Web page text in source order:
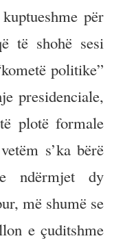
për
të shohë sesi
politike”
presidenciale,
plotë formale
s’ka bërë
ndërmjet dy
më shumë se
e çuditshme